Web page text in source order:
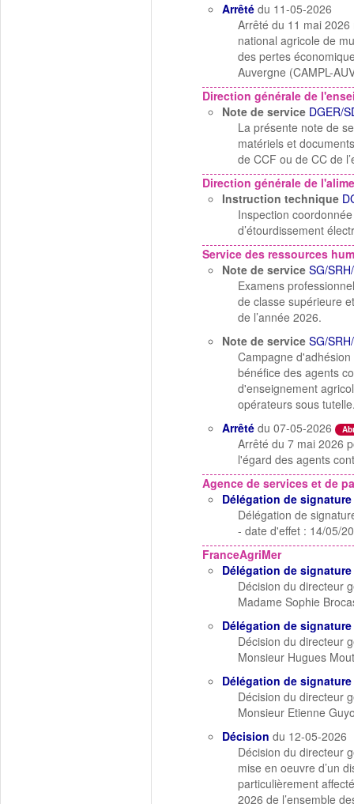
Arrêté du 11-05-2026
Arrêté du 11 mai
national agricole de
des pertes
Auvergne (CAMPL-
Direction générale de
Note de service DGER/
La présente note de
matériels et
de CCF ou de CC de
Direction générale de
Instruction technique
Inspection
d’étourdissement
Service des ressources
Note de service SG/
Examens
de classe supérieure
de l’année 2026.
Note de service SG/
Campagne
bénéfice des agents
d'enseignement
opérateurs sous
Arrêté du 07-05-2026
Arrêté du 7 mai 2026
l'égard des agents
Agence de services et de
Délégation de signature
Délégation de
- date d'effet : 14/05/
FranceAgriMer
Délégation de signature
Décision du directeur
Madame Sophie
Délégation de signature
Décision du directeur
Monsieur Hugues
Délégation de signature
Décision du directeur
Monsieur Etienne
Décision du 12-05-2026
Décision du directeur
mise en oeuvre d’un
particulièrement
2026 de l’ensemble